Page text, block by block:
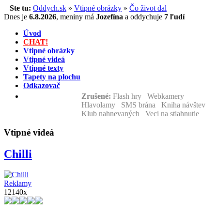
Ste tu: Oddych.sk » Vtipné obrázky » Čo život dal
Dnes je 6.8.2026, meniny má Jozefína a oddychuje 7 ľudí
Úvod
CHAT!
Vtipné obrázky
Vtipné videá
Vtipné texty
Tapety na plochu
Odkazovač
Zrušené: Flash hry Webkamery
Hlavolamy SMS brána Kniha návštev
Klub nahnevaných Veci na stiahnutie
Vtipné videá
Chilli
Reklamy
12140x